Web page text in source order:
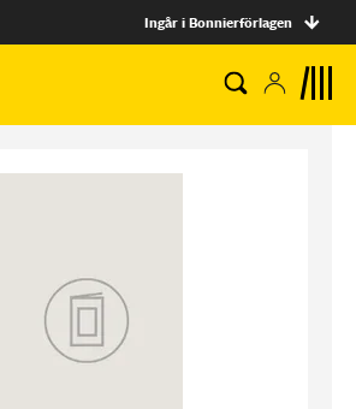
Ingår i Bonnierförlagen